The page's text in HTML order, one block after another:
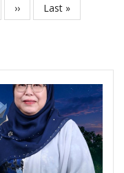
Next
page
››
Last
page
Last »